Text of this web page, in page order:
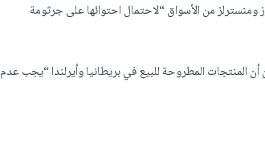
من الأسواق “لاحتمال احتوائها على جرثومة
اليوم السبت 10 يونيو/حزيران 2017 أن الشركة حذّرت من أن المنتجات المطروحة للبيع في بريطانيا وأيرلندا “يجب عدم